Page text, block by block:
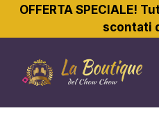
OFFERTA SPECIALE!
scontati
contenuto